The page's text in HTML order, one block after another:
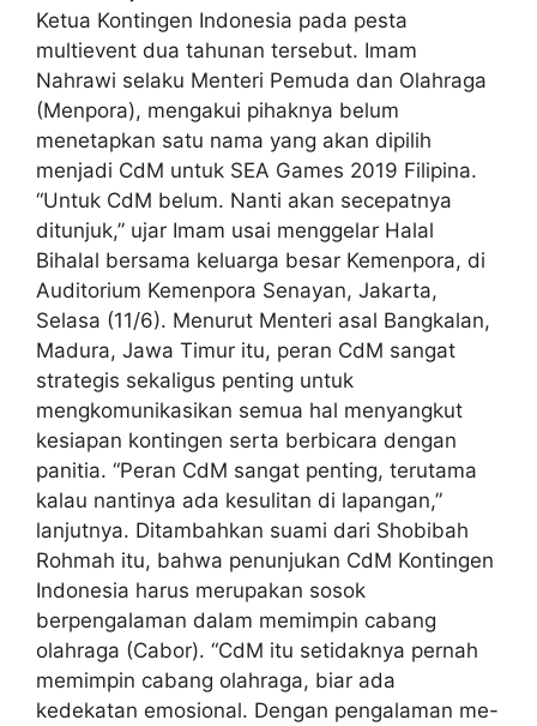
Ketua Kontingen Indonesia pada pesta
multievent dua tahunan tersebut. Imam
Nahrawi selaku Menteri Pemuda dan Olahraga
(Menpora), mengakui pihaknya belum
menetapkan satu nama yang akan dipilih
menjadi CdM untuk SEA Games 2019 Filipina.
“Untuk CdM belum. Nanti akan secepatnya
ditunjuk,” ujar Imam usai menggelar Halal
Bihalal bersama keluarga besar Kemenpora, di
Auditorium Kemenpora Senayan, Jakarta,
Selasa (11/6). Menurut Menteri asal Bangkalan,
Madura, Jawa Timur itu, peran CdM sangat
strategis sekaligus penting untuk
mengkomunikasikan semua hal menyangkut
kesiapan kontingen serta berbicara dengan
panitia. “Peran CdM sangat penting, terutama
kalau nantinya ada kesulitan di lapangan,”
lanjutnya. Ditambahkan suami dari Shobibah
Rohmah itu, bahwa penunjukan CdM Kontingen
Indonesia harus merupakan sosok
berpengalaman dalam memimpin cabang
olahraga (Cabor). “CdM itu setidaknya pernah
memimpin cabang olahraga, biar ada
kedekatan emosional. Dengan pengalaman me-